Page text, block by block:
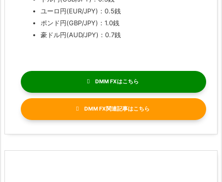
ユーロ円(EUR/JPY)：0.5銭
ポンド円(GBP/JPY)：1.0銭
豪ドル円(AUD/JPY)：0.7銭
DMM FX
DMM FX関連記事